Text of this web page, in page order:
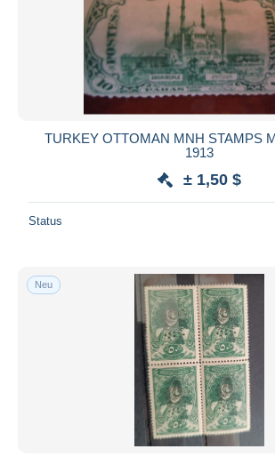
TURKEY OTTOMAN MNH STAMPS
1913
± 1,50 $
Status
Neu